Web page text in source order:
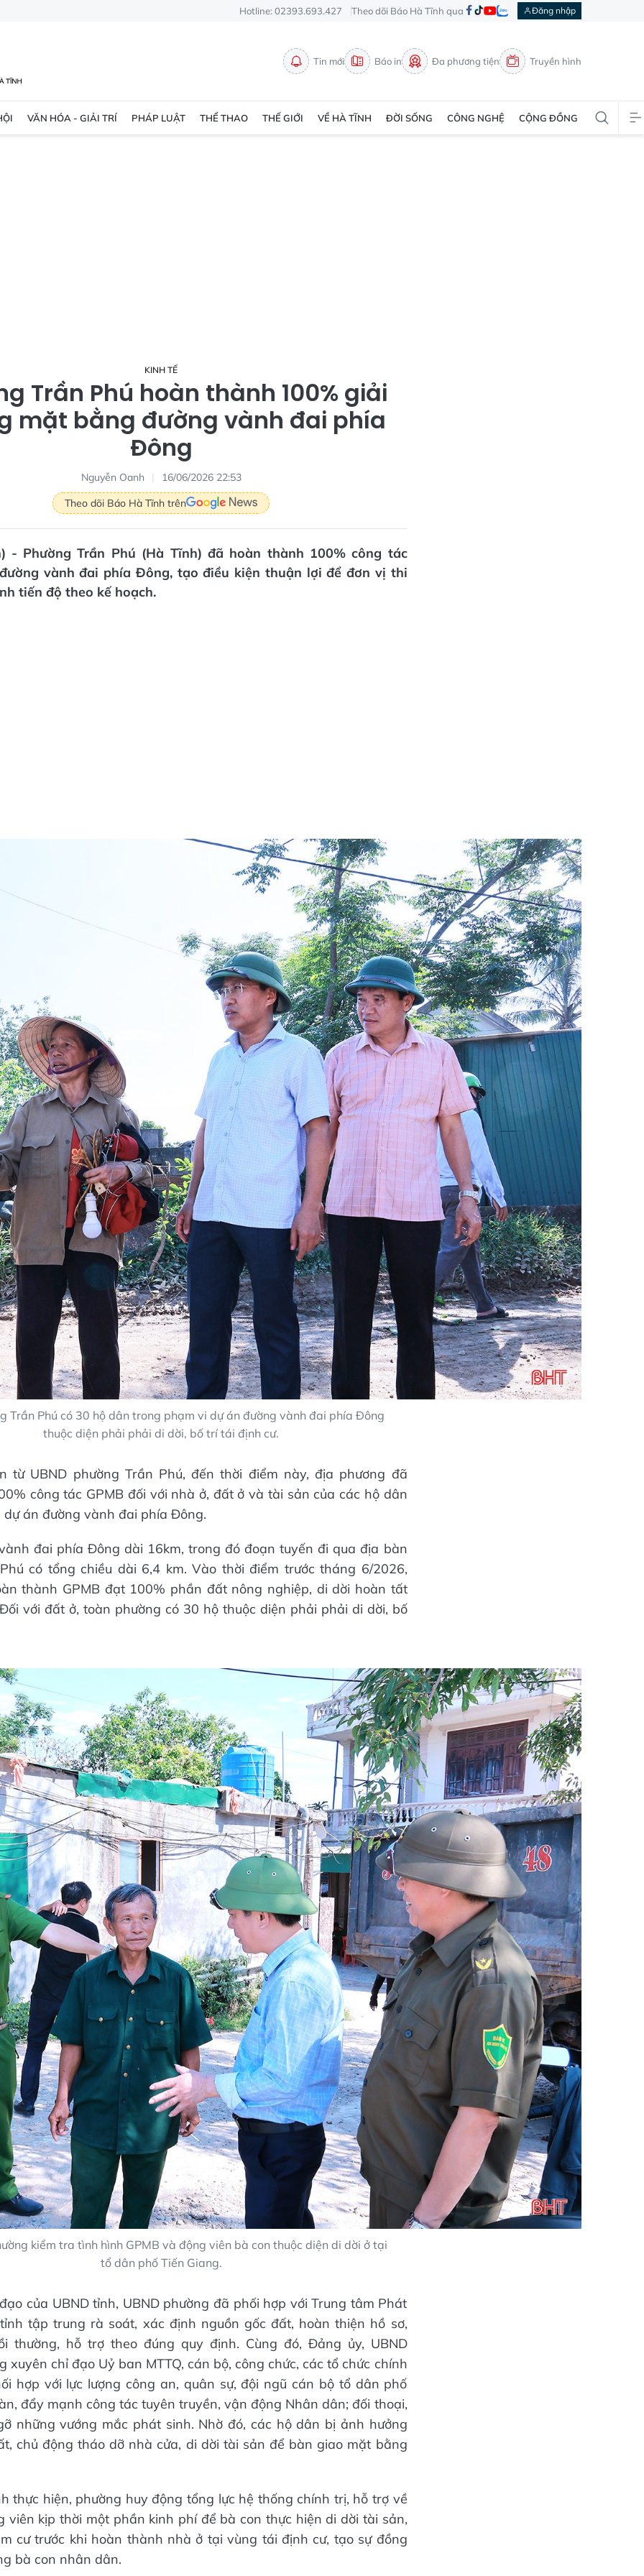
Hotline: 02393.693.427 Theo dõi Báo Hà Tĩnh qua Đăng nhập
Tin mới Báo in Đa phương tiện Truyền hình
VĂN HÓA - GIẢI TRÍ PHÁP LUẬT THỂ THAO THẾ GIỚI VỀ HÀ TĨNH ĐỜI SỐNG CÔNG NGHỆ CỘNG ĐỒNG
KINH TẾ
Trần Phú hoàn thành 100% giải
mặt bằng đường vành đai phía
Đông
Nguyễn Oanh
16/06/2026 22:53
Theo dõi Báo Hà Tĩnh trên
- Phường Trần Phú (Hà Tĩnh) đã hoàn thành 100% công tác
vành đai phía Đông, tạo điều kiện thuận lợi để đơn vị thi
tiến độ theo kế hoạch.
Trần Phú có 30 hộ dân trong phạm vi dự án đường vành đai phía Đông
thuộc diện phải phải di dời, bố trí tái định cư.
từ UBND phường Trần Phú, đến thời điểm này, địa phương đã
công tác GPMB đối với nhà ở, đất ở và tài sản của các hộ dân
án đường vành đai phía Đông.
đai phía Đông dài 16km, trong đó đoạn tuyến đi qua địa bàn
có tổng chiều dài 6,4 km. Vào thời điểm trước tháng 6/2026,
thành GPMB đạt 100% phần đất nông nghiệp, di dời hoàn tất
với đất ở, toàn phường có 30 hộ thuộc diện phải phải di dời, bố
kiểm tra tình hình GPMB và động viên bà con thuộc diện di dời ở tại
tổ dân phố Tiến Giang.
của UBND tỉnh, UBND phường đã phối hợp với Trung tâm Phát
tập trung rà soát, xác định nguồn gốc đất, hoàn thiện hồ sơ,
thường, hỗ trợ theo đúng quy định. Cùng đó, Đảng ủy, UBND
xuyên chỉ đạo Uỷ ban MTTQ, cán bộ, công chức, các tổ chức chính
hợp với lực lượng công an, quân sự, đội ngũ cán bộ tổ dân phố
đẩy mạnh công tác tuyên truyền, vận động Nhân dân; đối thoại,
những vướng mắc phát sinh. Nhờ đó, các hộ dân bị ảnh hưởng
chủ động tháo dỡ nhà cửa, di dời tài sản để bàn giao mặt bằng
thực hiện, phường huy động tổng lực hệ thống chính trị, hỗ trợ về
viên kịp thời một phần kinh phí để bà con thực hiện di dời tài sản,
cư trước khi hoàn thành nhà ở tại vùng tái định cư, tạo sự đồng
bà con nhân dân.